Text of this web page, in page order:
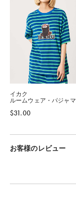
イカク
ルームウェア・パジャマ
$‌31.00
お客様のレビュー